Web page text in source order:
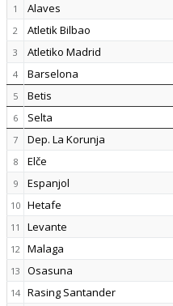
1 Alaves
2 Atletik Bilbao
3 Atletiko Madrid
4 Barselona
5 Betis
6 Selta
7 Dep. La Korunja
8 Elče
9 Espanjol
10 Hetafe
11 Levante
12 Malaga
13 Osasuna
14 Rasing Santander